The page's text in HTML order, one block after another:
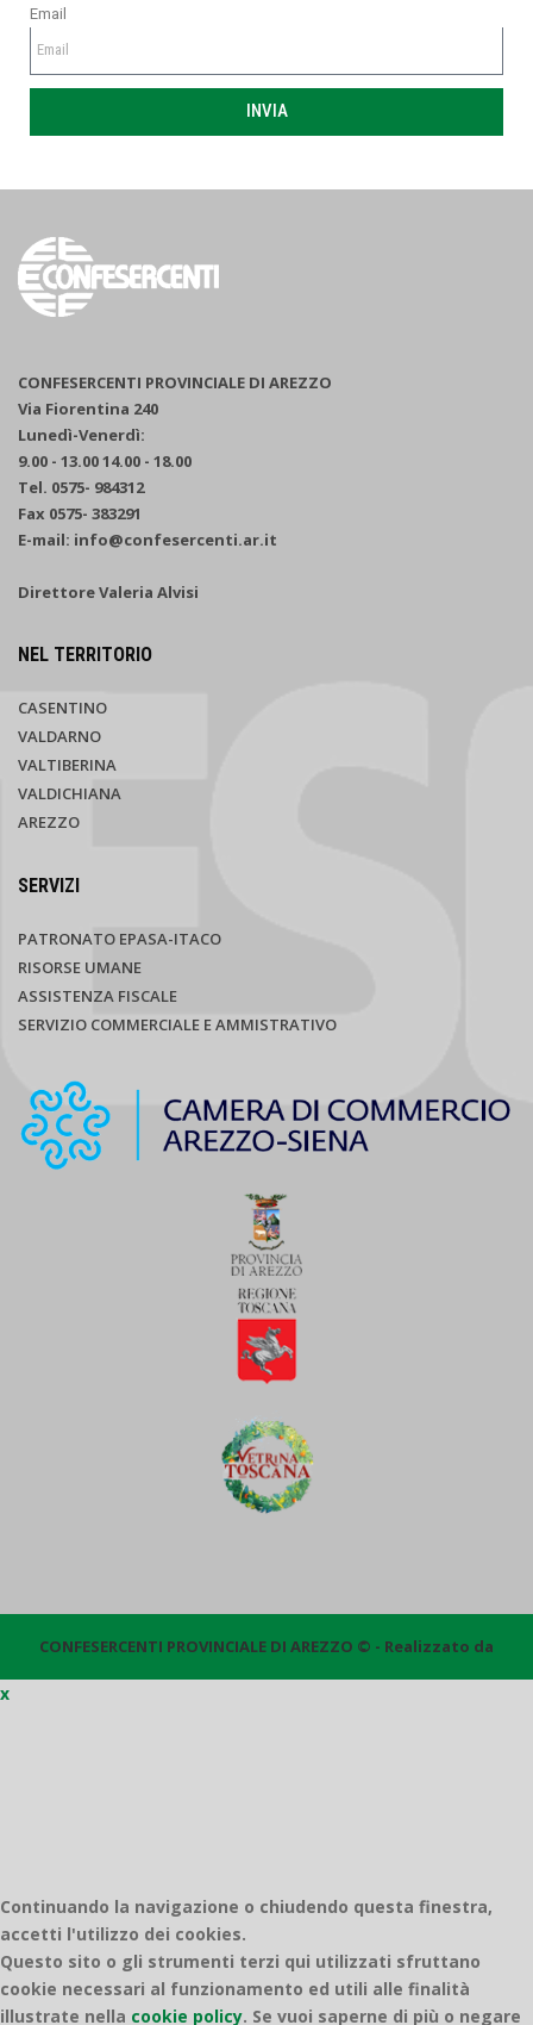
Email
INVIA
CONFESERCENTI PROVINCIALE DI AREZZO
Via Fiorentina 240
Lunedì-Venerdì:
9.00 - 13.00 14.00 - 18.00
Tel. 0575- 984312
Fax 0575- 383291
E-mail: info@confesercenti.ar.it
Direttore Valeria Alvisi
NEL TERRITORIO
CASENTINO
VALDARNO
VALTIBERINA
VALDICHIANA
AREZZO
SERVIZI
PATRONATO EPASA-ITACO
RISORSE UMANE
ASSISTENZA FISCALE
SERVIZIO COMMERCIALE E AMMISTRATIVO
CONFESERCENTI PROVINCIALE DI AREZZO © - Realizzato da
x
Continuando la navigazione o chiudendo questa finestra,
accetti l'utilizzo dei cookies.
Questo sito o gli strumenti terzi qui utilizzati sfruttano
cookie necessari al funzionamento ed utili alle finalità
illustrate nella cookie policy. Se vuoi saperne di più o negare